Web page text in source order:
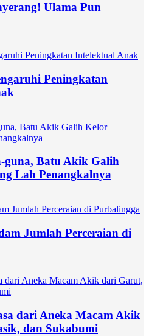
Ulama Pun
Peningkatan
guna, Batu Akik Galih
Lah Penangkalnya
Jumlah Perceraian di
dari Aneka Macam Akik
dan Sukabumi